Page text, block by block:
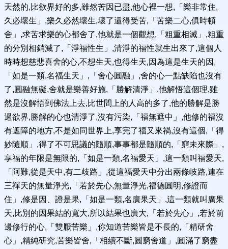
天然的,比欲界好的多,雖然苦因已盡,他心裡一想,「樂非常住,
久必壞生」,樂久必然壞生,壞了還得受苦,「苦樂二心,俱時頓
舍」,求苦求樂的心都舍了,他就是一個觀想,「粗重相滅」,粗重
的分別相銷滅了,「淨福性生」,清淨的福性就生出來了,這個人
時時想慈悲喜舍的心,不想生天,也得生天,因為這是生天的因,
「如是一類,名福生天」,「舍心圓融」,舍的心一點缺陷也沒有
了,圓融無礙,舍就是樂善好施,「勝解清淨」,他解悟這個理,雖
然是沒解悟到佛法上去,比世間上的人高的多了,他的勝解是勝
過欲界,勝解的心也清淨了,沒有污染,「福無遮中」,他修的福沒
有遮障的地方,不是如同世界上,享完了福又來禍,沒有這個,「得
妙隨順」,得了不可思議的隨順,事事都是隨順的,「窮未來際」,
享福的年限是無限的,「如是一類,名福愛天」,這一類叫福愛天,
「阿難,從是天中,有二歧路」,從這福愛天中分出兩條岐路,連在
三禪天的無量淨光,「若於先心,無量淨光,福德圓明,修證而
住」,修是因、證是果,「如是一類,名廣果天」,這一類就叫廣果
天,比別的因果結的寬大,所以結果也廣大,「若於先心」,若於前
邊修行的心,「雙厭苦樂」,你知道苦樂皆是不長的,「精研舍
心」,精純研究,苦樂皆舍,「相續不斷,圓窮舍道」,圓滿了窮盡